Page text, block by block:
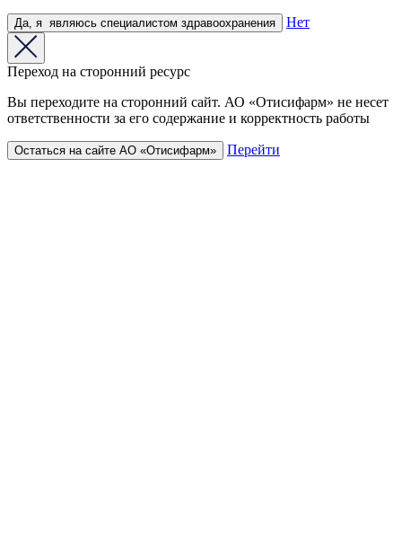
Да, я являюсь специалистом здравоохранения Нет
Переход на сторонний ресурс
Вы переходите на сторонний сайт. АО «Отисифарм» не несет
ответственности за его содержание и корректность работы
Остаться на сайте АО «Отисифарм» Перейти